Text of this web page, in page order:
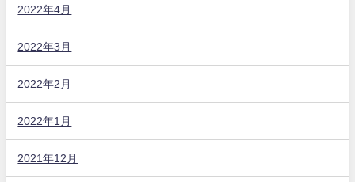
2022年4月
2022年3月
2022年2月
2022年1月
2021年12月